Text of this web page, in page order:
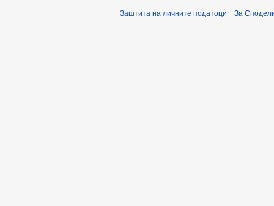
Заштита на личните податоци За